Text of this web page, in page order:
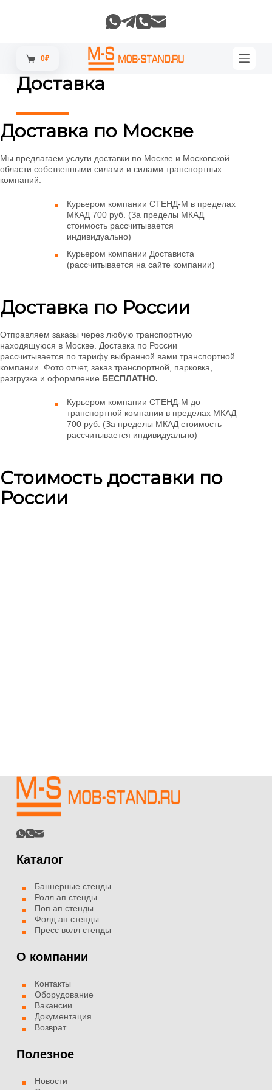
е
и
Корзина
0₽
Доставка
Доставка по Москве
Мы предлагаем услуги доставки по Москве и Московской
области собственными силами и силами транспортных
компаний.
Курьером компании СТЕНД-М в пределах
МКАД 700 руб. (За пределы МКАД
стоимость рассчитывается
индивидуально)
Курьером компании Достависта
(рассчитывается на сайте компании)
Доставка по России
Отправляем заказы через любую транспортную
находящуюся в Москве. Доставка по России
рассчитывается по тарифу выбранной вами транспортной
компании. Фото отчет, заказ транспортной, парковка,
разгрузка и оформление БЕСПЛАТНО.
Курьером компании СТЕНД-М до
транспортной компании в пределах МКАД
700 руб. (За пределы МКАД стоимость
рассчитывается индивидуально)
Стоимость доставки по
России
Каталог
Баннерные стенды
Ролл ап стенды
Поп ап стенды
Фолд ап стенды
Пресс волл стенды
О компании
Контакты
Оборудование
Вакансии
Документация
Возврат
Полезное
Новости